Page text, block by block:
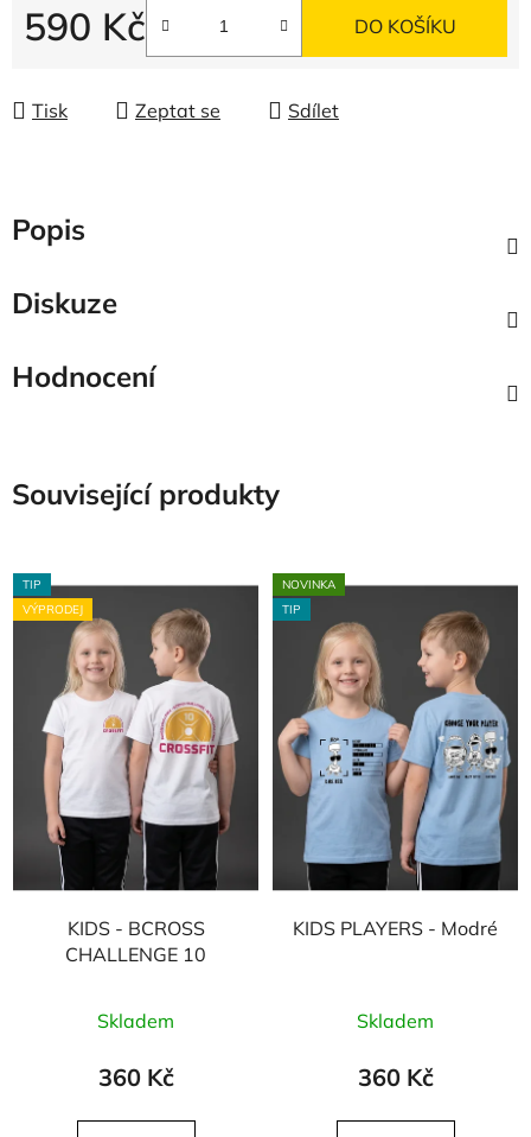
590 Kč DO KOŠÍKU
Tisk Zeptat se Sdílet
Popis
Diskuze
Hodnocení
Související produkty
TIP
VÝPRODEJ
KIDS - BCROSS
CHALLENGE 10
Skladem
360 Kč
NOVINKA
TIP
KIDS PLAYERS - Modré
Skladem
360 Kč